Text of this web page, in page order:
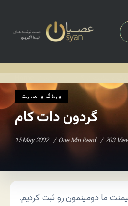
وبلاگ و سايت
گردون دات کام
15 May 2002 One Min Read 203
ما دومینمون رو ثبت کردیم.